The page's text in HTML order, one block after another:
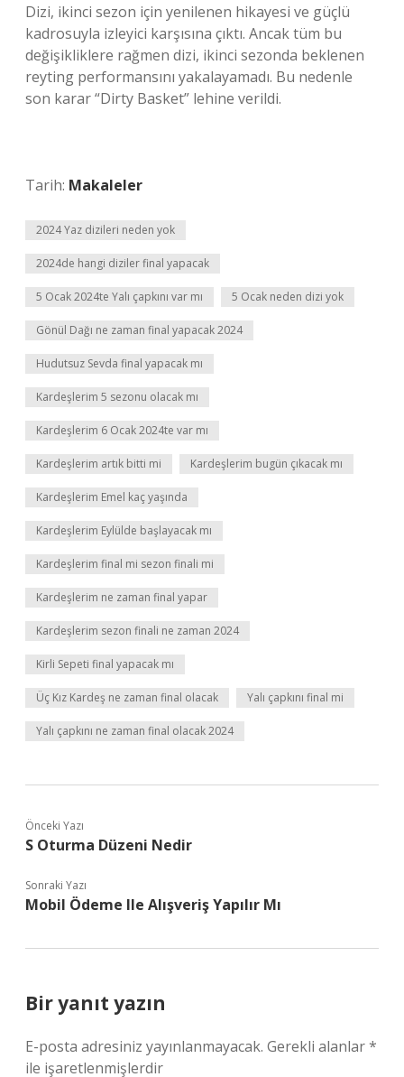
Dizi, ikinci sezon için yenilenen hikayesi ve güçlü
kadrosuyla izleyici karşısına çıktı. Ancak tüm bu
değişikliklere rağmen dizi, ikinci sezonda beklenen
reyting performansını yakalayamadı. Bu nedenle
son karar “Dirty Basket” lehine verildi.
Tarih: Makaleler
2024 Yaz dizileri neden yok
2024de hangi diziler final yapacak
5 Ocak 2024te Yalı çapkını var mı 5 Ocak neden dizi yok
Gönül Dağı ne zaman final yapacak 2024
Hudutsuz Sevda final yapacak mı
Kardeşlerim 5 sezonu olacak mı
Kardeşlerim 6 Ocak 2024te var mı
Kardeşlerim artık bitti mi Kardeşlerim bugün çıkacak mı
Kardeşlerim Emel kaç yaşında
Kardeşlerim Eylülde başlayacak mı
Kardeşlerim final mi sezon finali mi
Kardeşlerim ne zaman final yapar
Kardeşlerim sezon finali ne zaman 2024
Kirli Sepeti final yapacak mı
Üç Kız Kardeş ne zaman final olacak Yalı çapkını final mi
Yalı çapkını ne zaman final olacak 2024
Önceki Yazı
S Oturma Düzeni Nedir
Sonraki Yazı
Mobil Ödeme Ile Alışveriş Yapılır Mı
Bir yanıt yazın
E-posta adresiniz yayınlanmayacak. Gerekli alanlar*
ile işaretlenmişlerdir